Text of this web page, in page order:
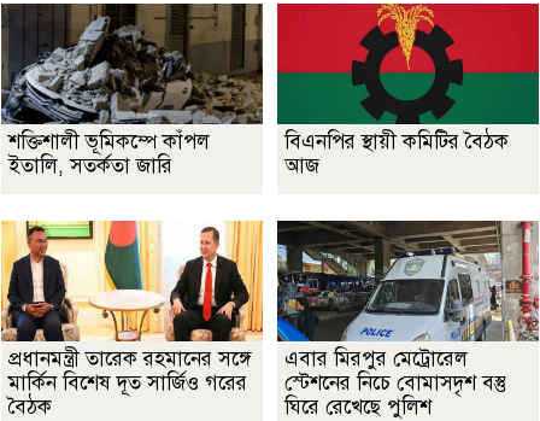
শক্তিশালী ভূমিকম্পে কাঁপল
ইতালি, সতর্কতা জারি
বিএনপির স্থায়ী কমিটির বৈঠক
আজ
প্রধানমন্ত্রী তারেক রহমানের সঙ্গে
মার্কিন বিশেষ দূত সার্জিও গরের
বৈঠক
এবার মিরপুর মেট্রোরেল
স্টেশনের নিচে বোমাসদৃশ বস্তু
ঘিরে রেখেছে পুলিশ